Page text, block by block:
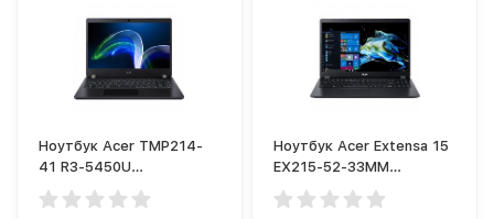
Ноутбук Acer TMP214-
41 R3-5450U
(NX.VSAER.007)
Ноутбук Acer Extensa 15
EX215-52-33MM
(NX.EG8ER.00F)